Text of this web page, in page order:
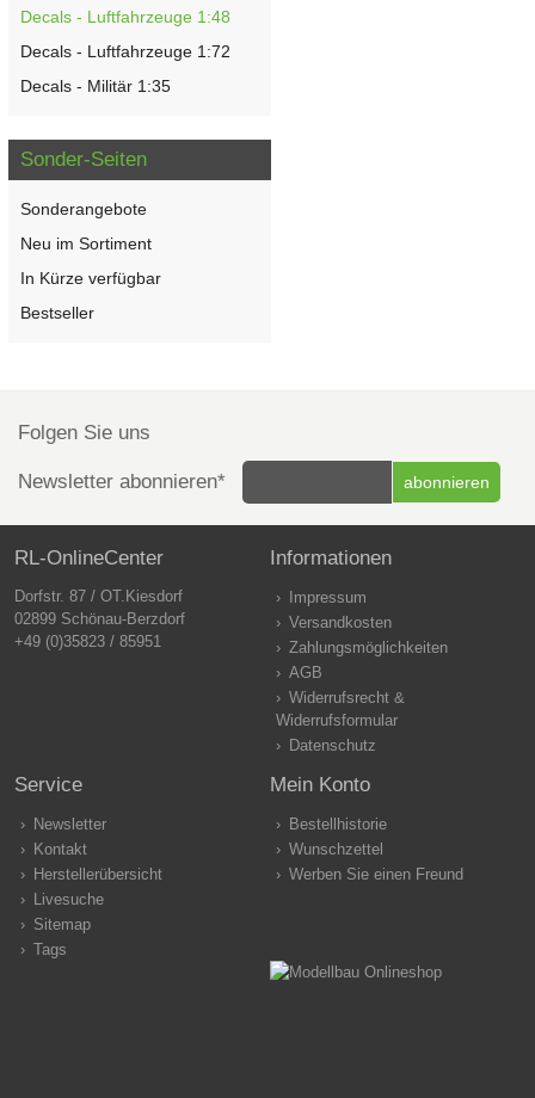
Decals - Luftfahrzeuge 1:48
Decals - Luftfahrzeuge 1:72
Decals - Militär 1:35
Sonder-Seiten
Sonderangebote
Neu im Sortiment
In Kürze verfügbar
Bestseller
Folgen Sie uns
Newsletter abonnieren*
RL-OnlineCenter
Dorfstr. 87 / OT.Kiesdorf
02899 Schönau-Berzdorf
+49 (0)35823 / 85951
Informationen
Impressum
Versandkosten
Zahlungsmöglichkeiten
AGB
Widerrufsrecht &
Widerrufsformular
Datenschutz
Service
Newsletter
Kontakt
Herstellerübersicht
Livesuche
Sitemap
Tags
Mein Konto
Bestellhistorie
Wunschzettel
Werben Sie einen Freund